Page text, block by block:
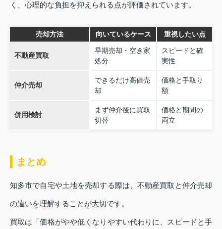
く、心理的な負担を抑えられる点が評価されています。
売却方法 向いているケース 重視したい点
不動産買取
早期売却・空き家
処分
スピードと確
実性
仲介売却
できるだけ高値売
却
価格と手取り
額
併用検討
まず仲介後に買取
切替
価格と期間の
両立
まとめ
知多市で自宅や土地を売却する際は、不動産買取と仲介売却
の違いを理解することが大切です。
買取は「価格がやや低くなりやすい代わりに、スピードと手